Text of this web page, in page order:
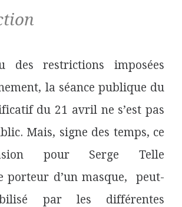
des restrictions imposées
la séance publique du
du 21 avril ne s’est pas
Mais, signe des temps, ce
pour Serge Telle
porteur d’un masque, peut-
par les différentes